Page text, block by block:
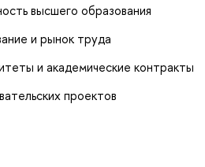
высшего образования
и рынок труда
и академические контракты
проектов